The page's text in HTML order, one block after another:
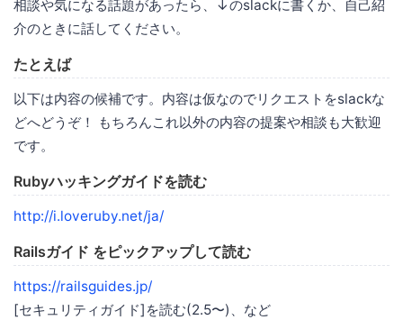
相談や気になる話題があったら、↓のslackに書くか、自己紹
介のときに話してください。
たとえば
以下は内容の候補です。内容は仮なのでリクエストをslackな
どへどうぞ！ もちろんこれ以外の内容の提案や相談も大歓迎
です。
Rubyハッキングガイドを読む
http://i.loveruby.net/ja/
Railsガイド をピックアップして読む
https://railsguides.jp/
[セキュリティガイド]を読む(2.5〜)、など